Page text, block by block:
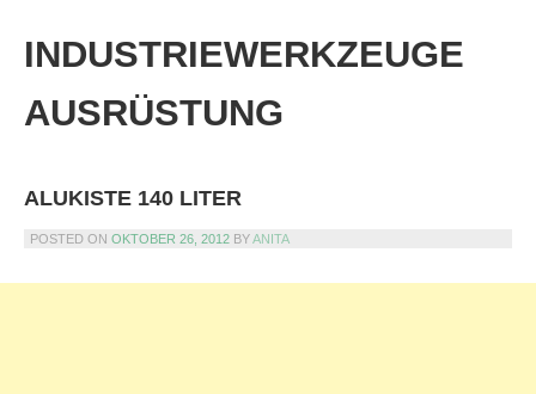
content
INDUSTRIEWERKZEUGE
AUSRÜSTUNG
ALUKISTE 140 LITER
POSTED ON OKTOBER 26, 2012 BYANITA